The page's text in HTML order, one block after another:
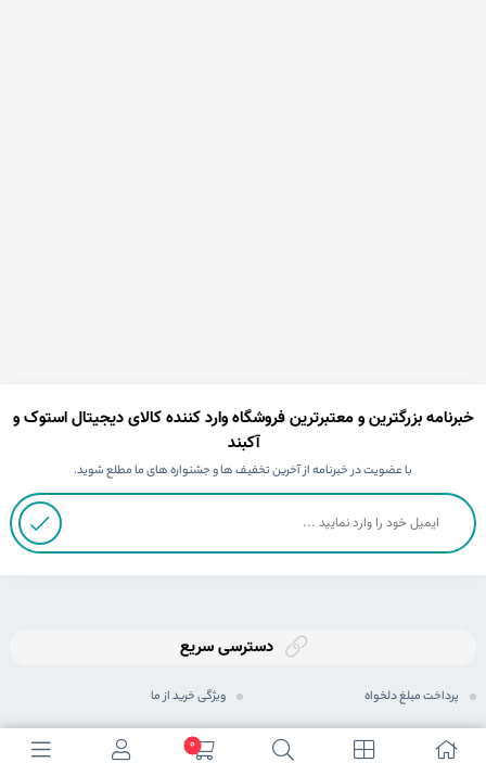
0
خبرنامه بزرگترین و معتبرترین فروشگاه وارد کننده کالای دیجیتال استوک و
آکبند
با عضویت در خبرنامه از آخرین تخفیف ها و جشنواره های ما مطلع شوید.
دسترسی سریع
پرداخت مبلغ دلخواه ویژگی خرید از ما
ثبت سفارش رویه های ارسال سفارش